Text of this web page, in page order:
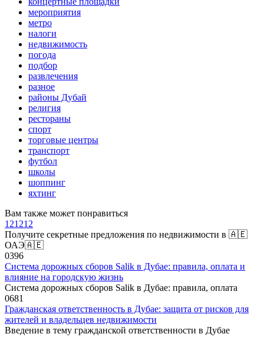
мероприятия
метро
налоги
недвижимость
погода
подбор
развлечения
разное
районы Дубай
религия
рестораны
спорт
торговые центры
транспорт
футбол
школы
шоппинг
яхтинг
Вам также может понравиться
121212
Получите секретные предложения по недвижимости в 🇦🇪
ОАЭ🇦🇪
0396
Система дорожных сборов Salik в Дубае: правила, оплата и
влияние на городскую жизнь
Система дорожных сборов Salik в Дубае: правила, оплата
0681
Гражданская ответственность в Дубае: защита от рисков для
жителей и владельцев недвижимости
Введение в тему гражданской ответственности в Дубае